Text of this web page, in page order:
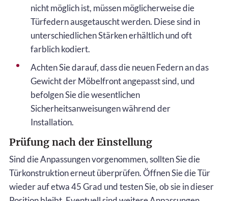
nicht möglich ist, müssen möglicherweise die
Türfedern ausgetauscht werden. Diese sind in
unterschiedlichen Stärken erhältlich und oft
farblich kodiert.
Achten Sie darauf, dass die neuen Federn an das
Gewicht der Möbelfront angepasst sind, und
befolgen Sie die wesentlichen
Sicherheitsanweisungen während der
Installation.
Prüfung nach der Einstellung
Sind die Anpassungen vorgenommen, sollten Sie die
Türkonstruktion erneut überprüfen. Öffnen Sie die Tür
wieder auf etwa 45 Grad und testen Sie, ob sie in dieser